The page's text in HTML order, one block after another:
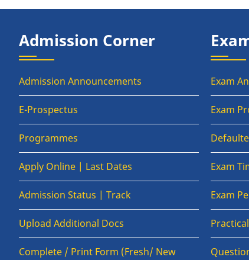
Admission Corner
Admission Announcements
E-Prospectus
Programmes
Apply Online | Last Dates
Admission Status | Track
Upload Additional Docs
Complete / Print Form (Fresh/ New
Exam
Exam
Exam
Exam